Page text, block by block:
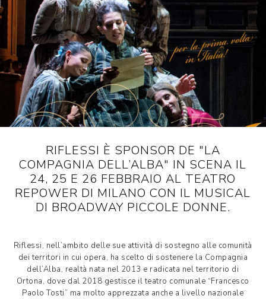
RIFLESSI È SPONSOR DE "LA
COMPAGNIA DELL’ALBA" IN SCENA IL
24, 25 E 26 FEBBRAIO AL TEATRO
REPOWER DI MILANO CON IL MUSICAL
DI BROADWAY PICCOLE DONNE.
Riflessi, nell’ambito delle sue attività di sostegno alle comunità
dei territori in cui opera, ha scelto di sostenere la Compagnia
dell’Alba, realtà nata nel 2013 e radicata nel territorio di
Ortona, dove dal 2018 gestisce il teatro comunale “Francesco
Paolo Tosti” ma molto apprezzata anche a livello nazionale